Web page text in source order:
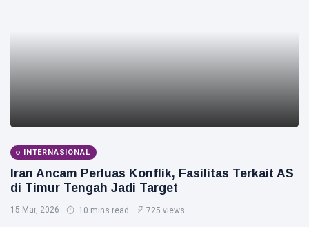
INTERNASIONAL
Iran Ancam Perluas Konflik, Fasilitas Terkait AS
di Timur Tengah Jadi Target
15 Mar, 2026 10 mins read 725 views